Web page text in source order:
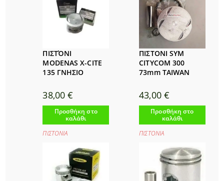
ΠΙΣΤΌΝΙ
MODENAS X-CITE
135 ΓΝΗΣΙΟ
38,00€
Προσθήκη στο
καλάθι
ΠΙΣΤΟΝΙΑ
ΠΙΣΤΟΝΙ SYM
CITYCOM 300
73mm TAIWAN
43,00 €
Προσθήκη στο
καλάθι
ΠΙΣΤΟΝΙΑ